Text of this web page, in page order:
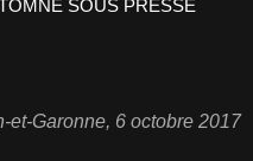
et-Garonne, 6 octobre 2017